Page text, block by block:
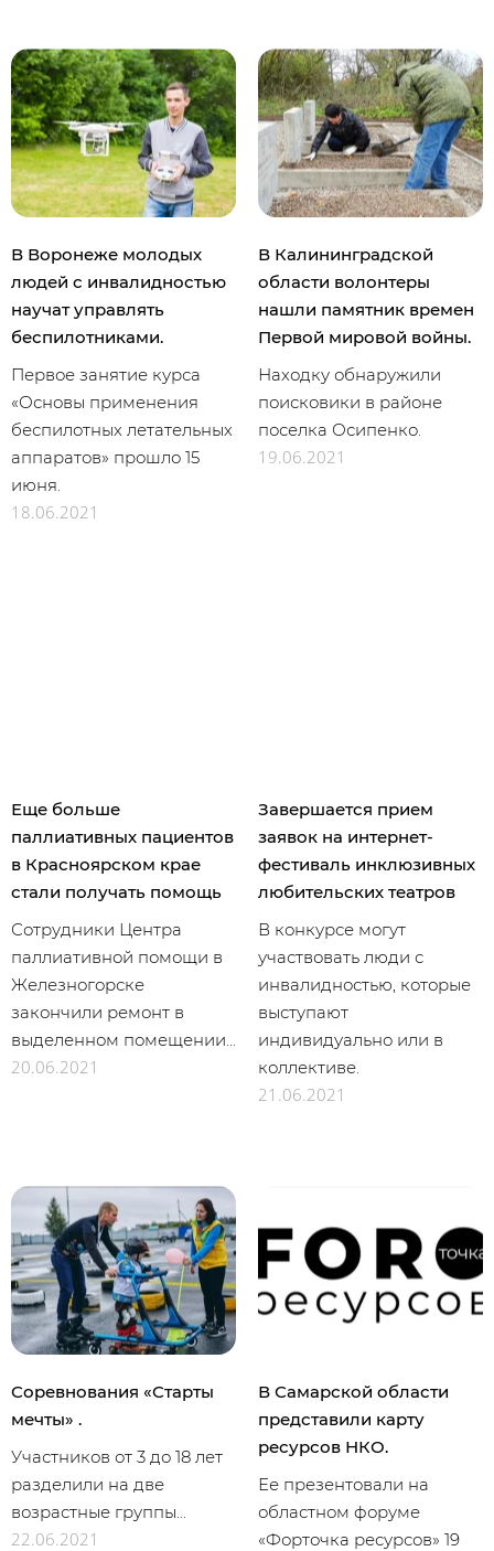
В Воронеже молодых
людей с инвалидностью
научат управлять
беспилотниками.
Первое занятие курса
«Основы применения
беспилотных летательных
аппаратов» прошло 15
июня.
18.06.2021
В Калининградской
области волонтеры
нашли памятник времен
Первой мировой войны.
Находку обнаружили
поисковики в районе
поселка Осипенко.
19.06.2021
Еще больше
паллиативных пациентов
в Красноярском крае
стали получать помощь
Сотрудники Центра
паллиативной помощи в
Железногорске
закончили ремонт в
выделенном помещении...
20.06.2021
Завершается прием
заявок на интернет-
фестиваль инклюзивных
любительских театров
В конкурсе могут
участвовать люди с
инвалидностью, которые
выступают
индивидуально или в
коллективе.
21.06.2021
Соревнования «Старты
мечты» .
Участников от 3 до 18 лет
разделили на две
возрастные группы...
22.06.2021
В Самарской области
представили карту
ресурсов НКО.
Ее презентовали на
областном форуме
«Форточка ресурсов» 19